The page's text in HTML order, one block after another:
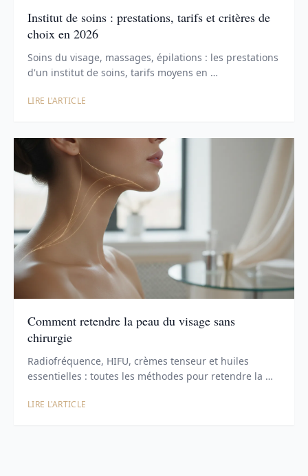
Institut de soins : prestations, tarifs et critères de
choix en 2026
Soins du visage, massages, épilations : les prestations
d'un institut de soins, tarifs moyens en …
LIRE L'ARTICLE
Comment retendre la peau du visage sans
chirurgie
Radiofréquence, HIFU, crèmes tenseur et huiles
essentielles : toutes les méthodes pour retendre la …
LIRE L'ARTICLE